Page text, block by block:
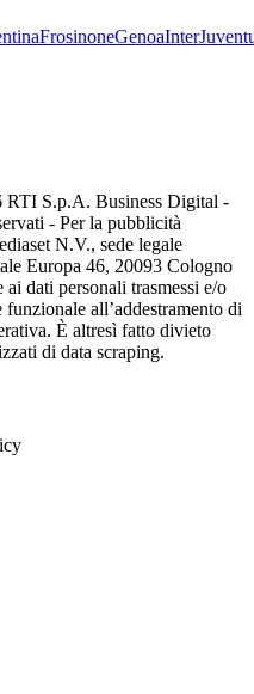
FrosinoneGenoaInter
RTI S.p.A. Business Digital -
- Per la pubblicità
N.V., sede legale
Europa 46, 20093 Cologno
dati personali trasmessi e/o
all’addestramento di
È altresì fatto divieto
di data scraping.